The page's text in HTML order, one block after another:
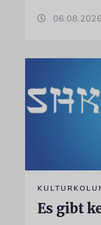
06.08.2026
Es gibt